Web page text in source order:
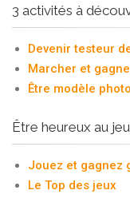
3 activités à
Devenir testeur
Marcher et
Être modèle photo
Être heureux au jeu
Jouez et gagnez
Le Top des jeux